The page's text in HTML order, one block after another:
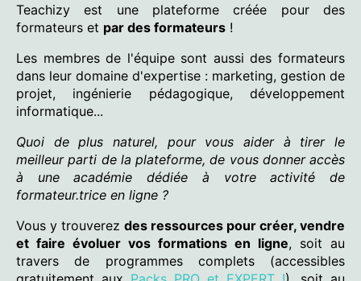
Teachizy est une plateforme créée pour des
formateurs et par des formateurs !
Les membres de l'équipe sont aussi des formateurs
dans leur domaine d'expertise : marketing, gestion de
projet, ingénierie pédagogique, développement
informatique...
Quoi de plus naturel, pour vous aider à tirer le
meilleur parti de la plateforme, de vous donner accès
à une académie dédiée à votre activité de
formateur.trice en ligne ?
Vous y trouverez des ressources pour créer, vendre
et faire évoluer vos formations en ligne, soit au
travers de programmes complets (accessibles